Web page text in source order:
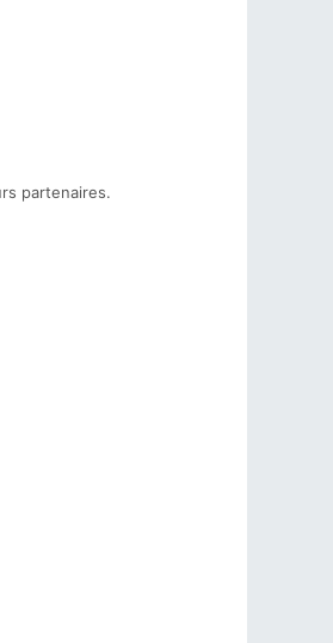
partenaires.